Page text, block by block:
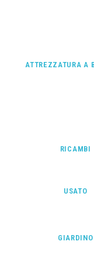
ATTREZZATURA A
RICAMBI
USATO
GIARDINO